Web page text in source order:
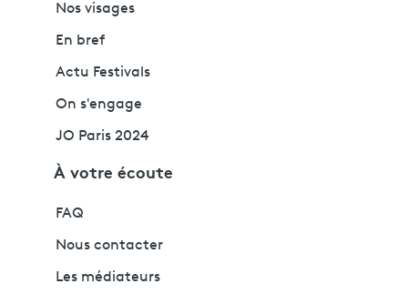
Nos visages
En bref
Actu Festivals
On s'engage
JO Paris 2024
À votre écoute
FAQ
Nous contacter
Les médiateurs